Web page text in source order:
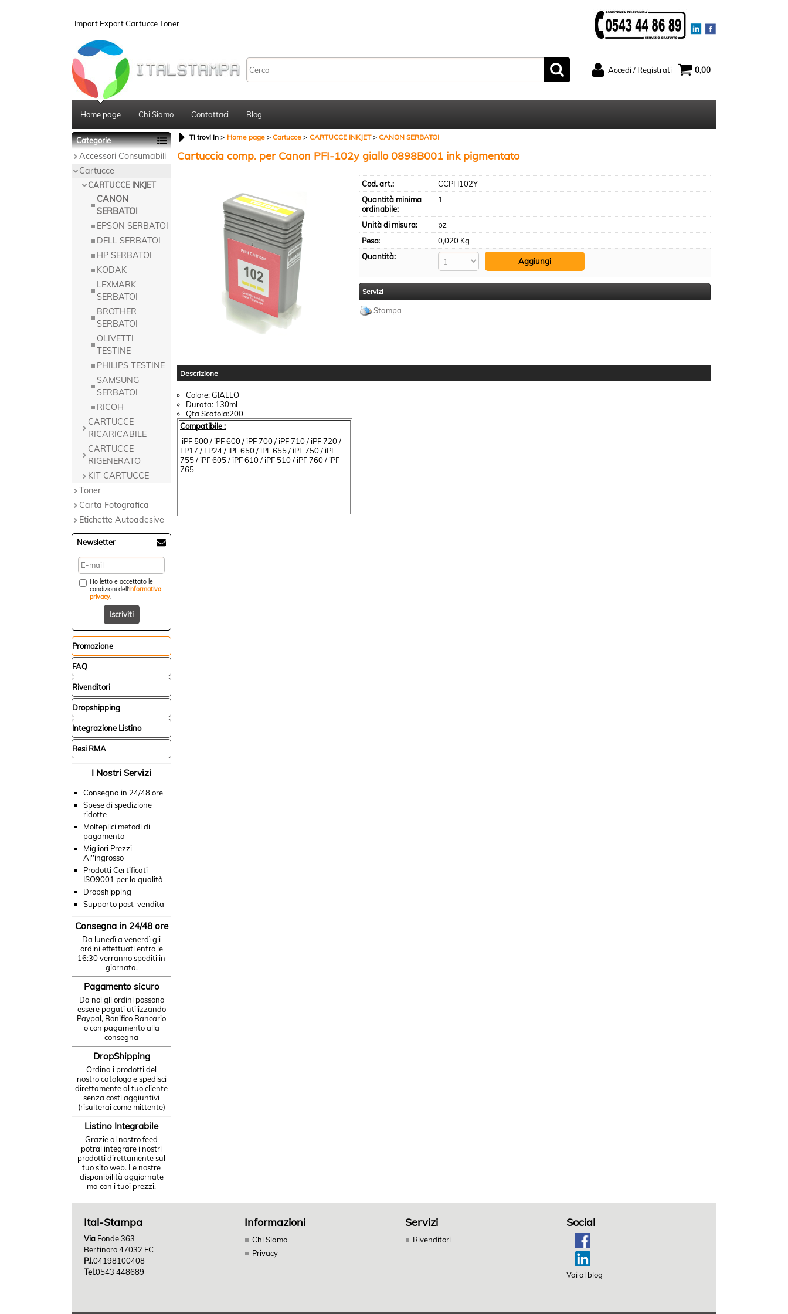
Import Export Cartucce Toner
Accedi / Registrati
clicca sul pulsante "Accedi"
E-mail:
Hai perso la password?
"Registrati"
0,00
Home page Chi Siamo Contattaci Blog
Categorie
Accessori Consumabili
Cartucce
CARTUCCE INKJET
CANON
SERBATOI
EPSON SERBATOI
DELL SERBATOI
HP SERBATOI
KODAK
LEXMARK
SERBATOI
BROTHER
SERBATOI
OLIVETTI
TESTINE
PHILIPS TESTINE
SAMSUNG
SERBATOI
RICOH
CARTUCCE
RICARICABILE
CARTUCCE
RIGENERATO
KIT CARTUCCE
Toner
Carta Fotografica
Etichette Autoadesive
Newsletter
Ho letto e accettato le
condizioni dell'informativa
privacy.
Promozione
FAQ
Rivenditori
Dropshipping
Integrazione Listino
Resi RMA
I Nostri Servizi
Consegna in 24/48 ore
Spese di spedizione
ridotte
Molteplici metodi di
pagamento
Migliori Prezzi
Al''ingrosso
Prodotti Certificati
ISO9001 per la qualità
Dropshipping
Supporto post-vendita
Consegna in 24/48 ore
Da lunedì a venerdì gli
ordini effettuati entro le
16:30 verranno spediti in
giornata.
Pagamento sicuro
Da noi gli ordini possono
essere pagati utilizzando
Paypal, Bonifico Bancario
o con pagamento alla
consegna
DropShipping
Ordina i prodotti del
nostro catalogo e spedisci
direttamente al tuo cliente
senza costi aggiuntivi
(risulterai come mittente)
Listino Integrabile
Grazie al nostro feed
potrai integrare i nostri
prodotti direttamente sul
tuo sito web. Le nostre
disponibilità aggiornate
ma con i tuoi prezzi.
Ti trovi in Home page Cartucce CARTUCCE INKJET CANON SERBATOI
Cartuccia comp. per Canon PFI-102y giallo 0898B001 ink pigmentato
Cod. art.:
CCPFI102Y
Quantità minima
ordinabile:
1
Unità di misura:
pz
Peso:
0,020 Kg
Quantità:
Servizi
Stampa
Descrizione
Colore: GIALLO
Durata: 130ml
Qta Scatola:200
Compatibile :
iPF 500 / iPF 600 / iPF 700 / iPF 710 / iPF 720 /
LP17 / LP24 / iPF 650 / iPF 655 / iPF 750 / iPF
755 / iPF 605 / iPF 610 / iPF 510 / iPF 760 / iPF
765
Ital-Stampa
Via Fonde 363
Bertinoro 47032 FC
P.I.04198100408
Tel.0543 448689
Informazioni
Chi Siamo
Privacy
Servizi
Rivenditori
Social
Vai al blog